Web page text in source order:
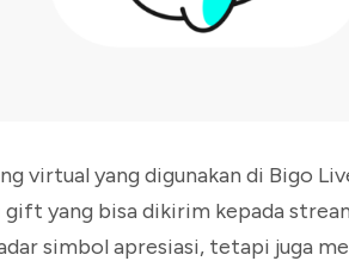
virtual yang digunakan di Bigo
yang bisa dikirim kepada
simbol apresiasi, tetapi juga